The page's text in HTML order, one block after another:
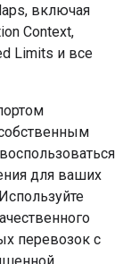
включая
Context,
​​Limits и все
для ваших
перевозок с